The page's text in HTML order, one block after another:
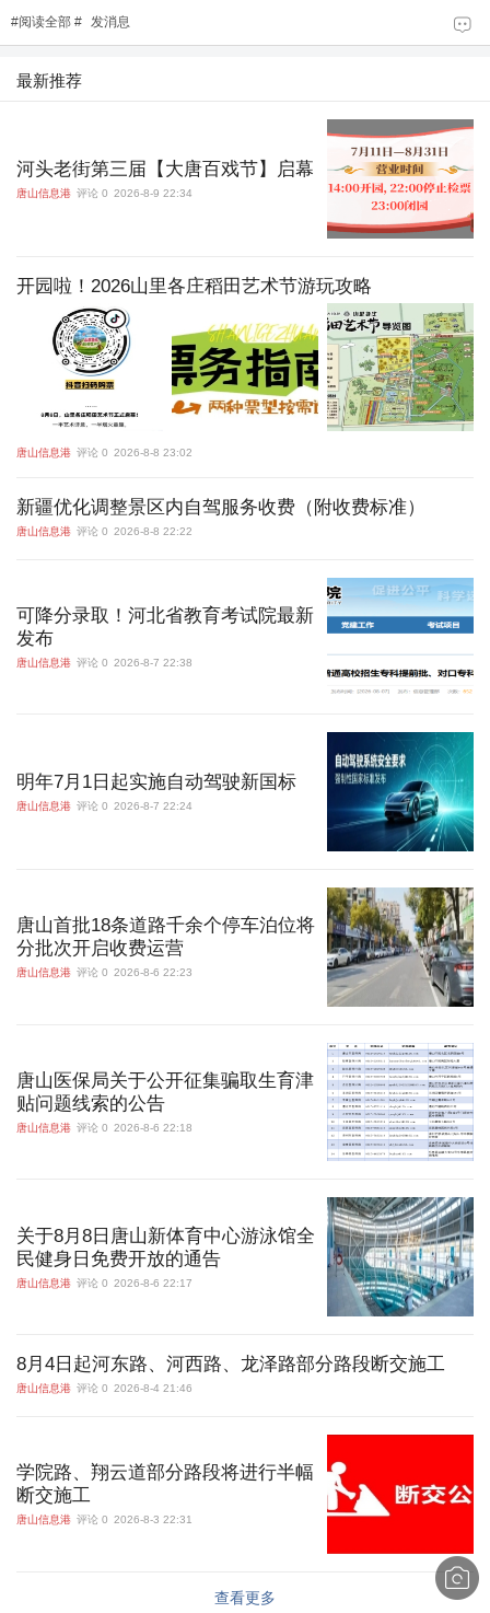
#阅读全部 # 发消息
最新推荐
河头老街第三届【大唐百戏节】启幕
唐山信息港 评论 0 2026-8-9 22:34
开园啦！2026山里各庄稻田艺术节游玩攻略
唐山信息港 评论 0 2026-8-8 23:02
新疆优化调整景区内自驾服务收费（附收费标准）
唐山信息港 评论 0 2026-8-8 22:22
可降分录取！河北省教育考试院最新
发布
唐山信息港 评论 0 2026-8-7 22:38
明年7月1日起实施自动驾驶新国标
唐山信息港 评论 0 2026-8-7 22:24
唐山首批18条道路千余个停车泊位将
分批次开启收费运营
唐山信息港 评论 0 2026-8-6 22:23
唐山医保局关于公开征集骗取生育津
贴问题线索的公告
唐山信息港 评论 0 2026-8-6 22:18
关于8月8日唐山新体育中心游泳馆全
民健身日免费开放的通告
唐山信息港 评论 0 2026-8-6 22:17
8月4日起河东路、河西路、龙泽路部分路段断交施工
唐山信息港 评论 0 2026-8-4 21:46
学院路、翔云道部分路段将进行半幅
断交施工
唐山信息港 评论 0 2026-8-3 22:31
查看更多